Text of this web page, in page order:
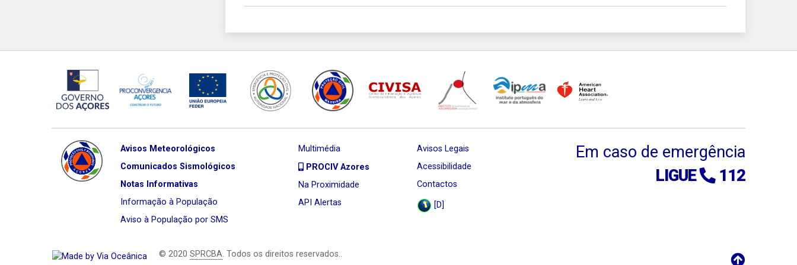
Avisos Meteorológicos
Comunicados Sismológicos
Notas Informativas
Informação à População
Aviso à População por SMS
Multimédia
PROCIV Azores
Na Proximidade
API Alertas
Avisos Legais
Acessibilidade
Contactos
[D]
Em caso de emergência
LIGUE
112
© 2020 SPRCBA. Todos os direitos reservados..